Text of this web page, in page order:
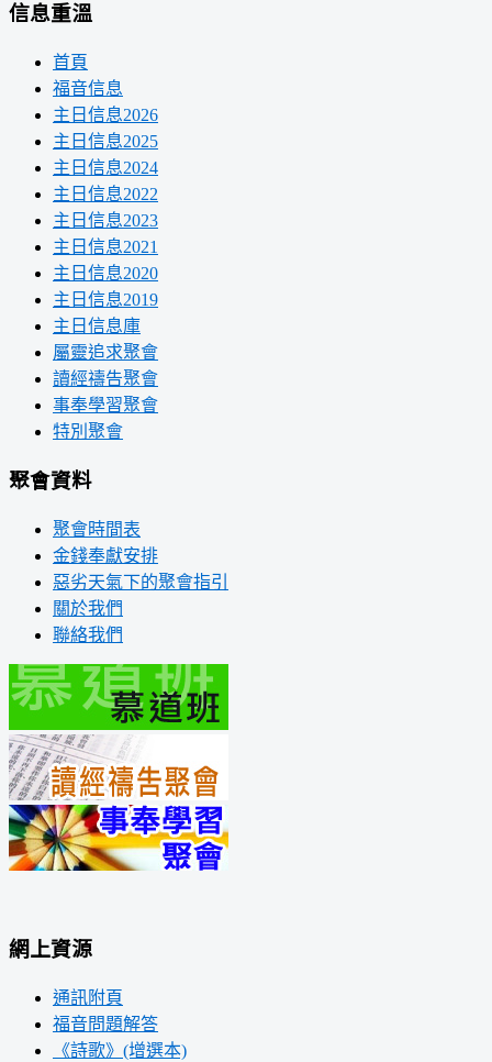
信息重溫
首頁
福音信息
主日信息2026
主日信息2025
主日信息2024
主日信息2022
主日信息2023
主日信息2021
主日信息2020
主日信息2019
主日信息庫
屬靈追求聚會
讀經禱告聚會
事奉學習聚會
特別聚會
聚會資料
聚會時間表
金錢奉獻安排
惡劣天氣下的聚會指引
關於我們
聯絡我們
網上資源
通訊附頁
福音問題解答
《詩歌》(增選本)